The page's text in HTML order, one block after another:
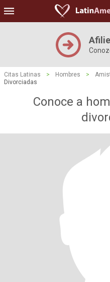
Citas Latinas > Hombres >
Divorciadas
Conoce a